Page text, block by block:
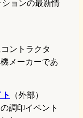
ョンの最新情
ントラクタ
メーカーであ
（外部）
調印イベント